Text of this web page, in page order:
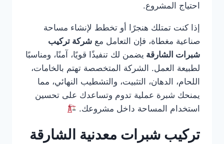
احتياج المشروع.
إذا كنت تمتلك هنجرًا أو تخطط لإنشاء مساحة
صناعية مغطاة، فإن التعامل مع شركة تركيب
شبرات الشارقة يضمن لك تنفيذًا قويًا، آمنًا، ومناسبًا
لطبيعة العمل. الشركة المتخصصة تهتم بالخامات،
اللحام، الدهان، التثبيت، والتشطيب النهائي، مما
يمنحك شبرة عملية تدوم وتساعدك على تحسين
استخدام المساحة داخل مشروعك.
تركيب شبرات معدنية الشارقة